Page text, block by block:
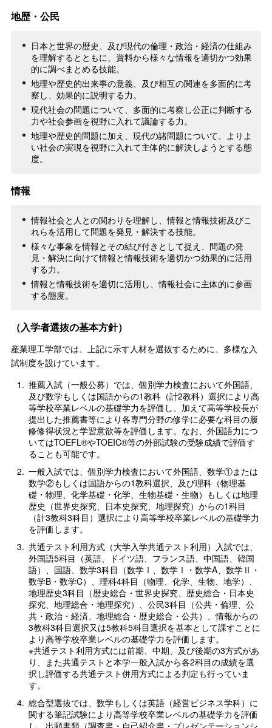
地歴・公民
日本と世界の歴史、及び現代の倫理・政治・経済の仕組み
を理解するとともに、資料から様々な情報を適切かつ効果
的に調べまとめる技能。
地理や歴史的出来事の意義、及び相互の関連を多面的に考
察し、効果的に説明する力。
現代社会の問題について、多面的に考察し公正に判断する
力や社会参画を視野に入れて議論する力。
地理や歴史的問題に加え、現代の諸問題について、よりよ
い社会の実現を視野に入れて主体的に解決しようとする態
度。
情報
情報社会と人との関わりを理解し、情報と情報技術及びこ
れらを活用して問題を発見・解決する技能。
様々な事象を情報とその結び付きとして捉え、問題の発
見・解決に向けて情報と情報技術を適切かつ効果的に活用
する力。
情報と情報技術を適切に活用し、情報社会に主体的に参画
する態度。
（入学者選抜の基本方針）
産業理工学部では、上記に示す人材を選抜するために、多様な入
試制度を設けています。
1. 推薦入試（一般公募）では、個別学力検査において外国語、
及び数学もしくは国語からの1教科（計2教科）選択により高
等学校卒業レベルの基礎学力を評価し、加えて高等学校長が
提出した推薦書等により各専門分野の修学に必要な科目の履
修修得状況と学習意欲等を評価します。なお、外国語力につ
いてはTOEFL®やTOEIC®等の外部試験の受験成績で評価す
ることも可能です。
2. 一般入試では、個別学力検査において外国語、数学①または
数学②もしくは国語からの1教科選択、及び理科（物理基
礎・物理、化学基礎・化学、生物基礎・生物）もしくは地理
歴史（世界史探究、日本史探究、地理探究）からの1科目
（計3教科3科目）選択により高等学校卒業レベルの基礎学力
を評価します。
3. 共通テスト利用方式（大学入学共通テスト利用）入試では、
外国語5科目（英語、ドイツ語、フランス語、中国語、韓国
語）、国語、数学3科目（数学Ⅰ、数学Ⅰ・数学A、数学Ⅱ・
数学B・数学C）、理科4科目（物理、化学、生物、地学）、
地理歴史3科目（歴史総合・世界史探究、歴史総合・日本史
探究、地理総合・地理探究）、公民3科目（公共・倫理、公
共・政治・経済、地理総合・歴史総合・公共）、情報からの
3教科3科目選択又は5教科5科目選択を基本として課すことに
より高等学校卒業レベルの基礎学力を評価します。
※共通テスト利用方式には前期、中期、及び後期の3方式があ
り、また共通テストと本学一般入試から各2科目の成績を選
択し評価する共通テスト併用方式による判定も行っていま
す。
4. 総合型選抜では、数学もしくは英語（経営ビジネス学科）に
関する筆記試験により高等学校卒業レベルの基礎学力を評価
し、出願書類（調査書・自己紹介書・プレゼンテーションシ